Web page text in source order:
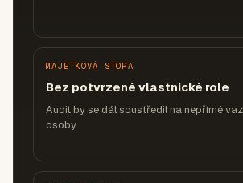
MAJETKOVÁ STOPA
Bez potvrzené vlastnické role
Audit by se dál soustředil na nepřímé
osoby.